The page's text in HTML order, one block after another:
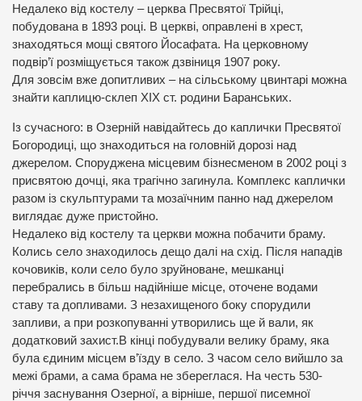
Недалеко від костелу – церква Пресвятої Трійці,
побудована в 1893 році. В церкві, оправлені в хрест,
знаходяться мощі святого Йосафата. На церковному
подвір’ї розміщується також дзвіниця 1907 року.
Для зовсім вже допитливих – на сільському цвинтарі можна
знайти каплицю-склеп ХІХ ст. родини Баранських.
Із сучасного: в Озерній навідайтесь до каплички Пресвятої
Богородиці, що знаходиться на головній дорозі над
джерелом. Споруджена місцевим бізнесменом в 2002 році з
присвятою дочці, яка трагічно загинула. Комплекс каплички
разом із скульптурами та мозаїчним панно над джерелом
виглядає дуже пристойно.
Недалеко від костелу та церкви можна побачити браму.
Колись село знаходилось дещо далі на схід. Після нападів
кочовиків, коли село було зруйноване, мешканці
перебрались в більш надійніше місце, оточене водами
ставу та допливами. З незахищеного боку спорудили
запливи, а при розкопуванні утворились ще й вали, як
додатковий захист.В кінці побудували велику браму, яка
була єдиним місцем в’їзду в село. З часом село вийшло за
межі брами, а сама брама не збереглася. На честь 530-
річчя заснування Озерної, а вірніше, першої писемної